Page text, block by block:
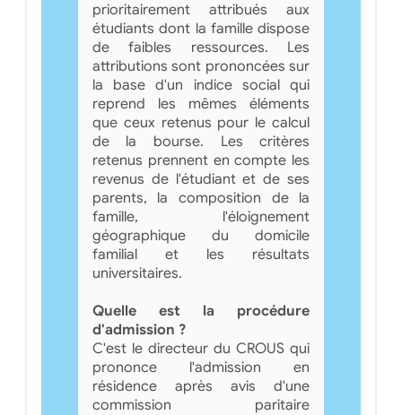
prioritairement attribués aux
étudiants dont la famille dispose
de faibles ressources. Les
attributions sont prononcées sur
la base d'un indice social qui
reprend les mêmes éléments
que ceux retenus pour le calcul
de la bourse. Les critères
retenus prennent en compte les
revenus de l'étudiant et de ses
parents, la composition de la
famille, l'éloignement
géographique du domicile
familial et les résultats
universitaires.
Quelle est la procédure
d'admission ?
C'est le directeur du CROUS qui
prononce l'admission en
résidence après avis d'une
commission paritaire